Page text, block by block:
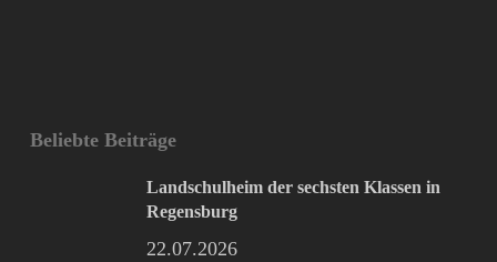
Beliebte Beiträge
Landschulheim der sechsten Klassen in
Regensburg
22.07.2026